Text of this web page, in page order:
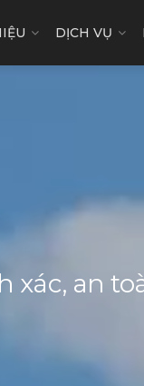
DỊCH VỤ
xác, an